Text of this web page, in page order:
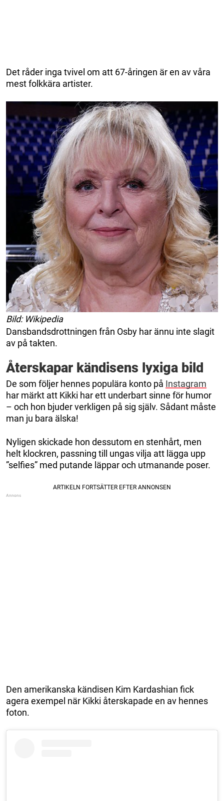
Det råder inga tvivel om att 67-åringen är en av våra
mest folkkära artister.
Bild: Wikipedia
Dansbandsdrottningen från Osby har ännu inte slagit
av på takten.
Återskapar kändisens lyxiga bild
De som följer hennes populära konto på Instagram
har märkt att Kikki har ett underbart sinne för humor
– och hon bjuder verkligen på sig själv. Sådant måste
man ju bara älska!
Nyligen skickade hon dessutom en stenhårt, men
helt klockren, passning till ungas vilja att lägga upp
”selfies” med putande läppar och utmanande poser.
Den amerikanska kändisen Kim Kardashian fick
agera exempel när Kikki återskapade en av hennes
foton.